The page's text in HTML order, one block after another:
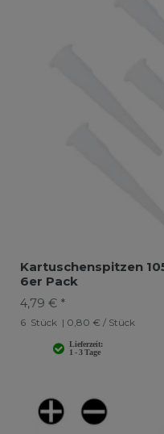
Kartuschenspitzen
6er Pack
4,79 € *
6 Stück | 0,80 € / Stück